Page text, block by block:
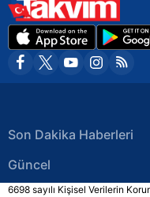
Son Dakika Haberleri
Güncel
6698 sayılı Kişisel Verilerin